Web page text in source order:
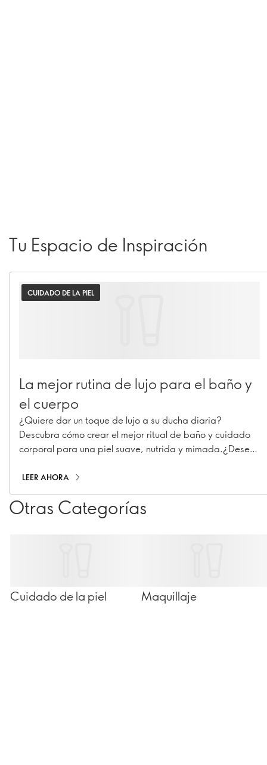
Tu Espacio de Inspiración
CUIDADO DE LA PIEL
La mejor rutina de lujo para el baño y
el cuerpo
¿Quiere dar un toque de lujo a su ducha diaria?
Descubra cómo crear el mejor ritual de baño y cuidado
corporal para una piel suave, nutrida y mimada.¿Desea
Descubra cómo crear el mejor ritual de baño y cuidado
corporal para una piel suave, nutrida y mimada.
LEER AHORA
Otras Categorías
Cuidado de la piel Maquillaje